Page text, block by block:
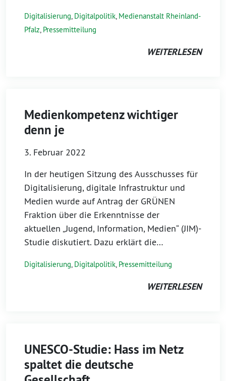
Digitalisierung, Digitalpolitik, Medienanstalt Rheinland-
Pfalz, Pressemitteilung
WEITERLESEN
Medienkompetenz wichtiger
denn je
3. Februar 2022
In der heutigen Sitzung des Ausschusses für
Digitalisierung, digitale Infrastruktur und
Medien wurde auf Antrag der GRÜNEN
Fraktion über die Erkenntnisse der
aktuellen „Jugend, Information, Medien“ (JIM)-
Studie diskutiert. Dazu erklärt die…
Digitalisierung, Digitalpolitik, Pressemitteilung
WEITERLESEN
UNESCO-Studie: Hass im Netz
spaltet die deutsche